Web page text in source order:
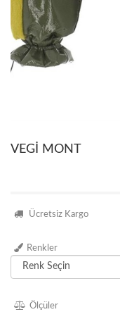
VEGİ MONT
Ücretsiz Kargo
Renkler
Ölçüler